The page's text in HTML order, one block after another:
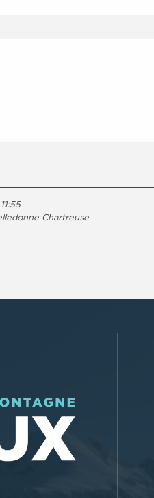
Chartreuse